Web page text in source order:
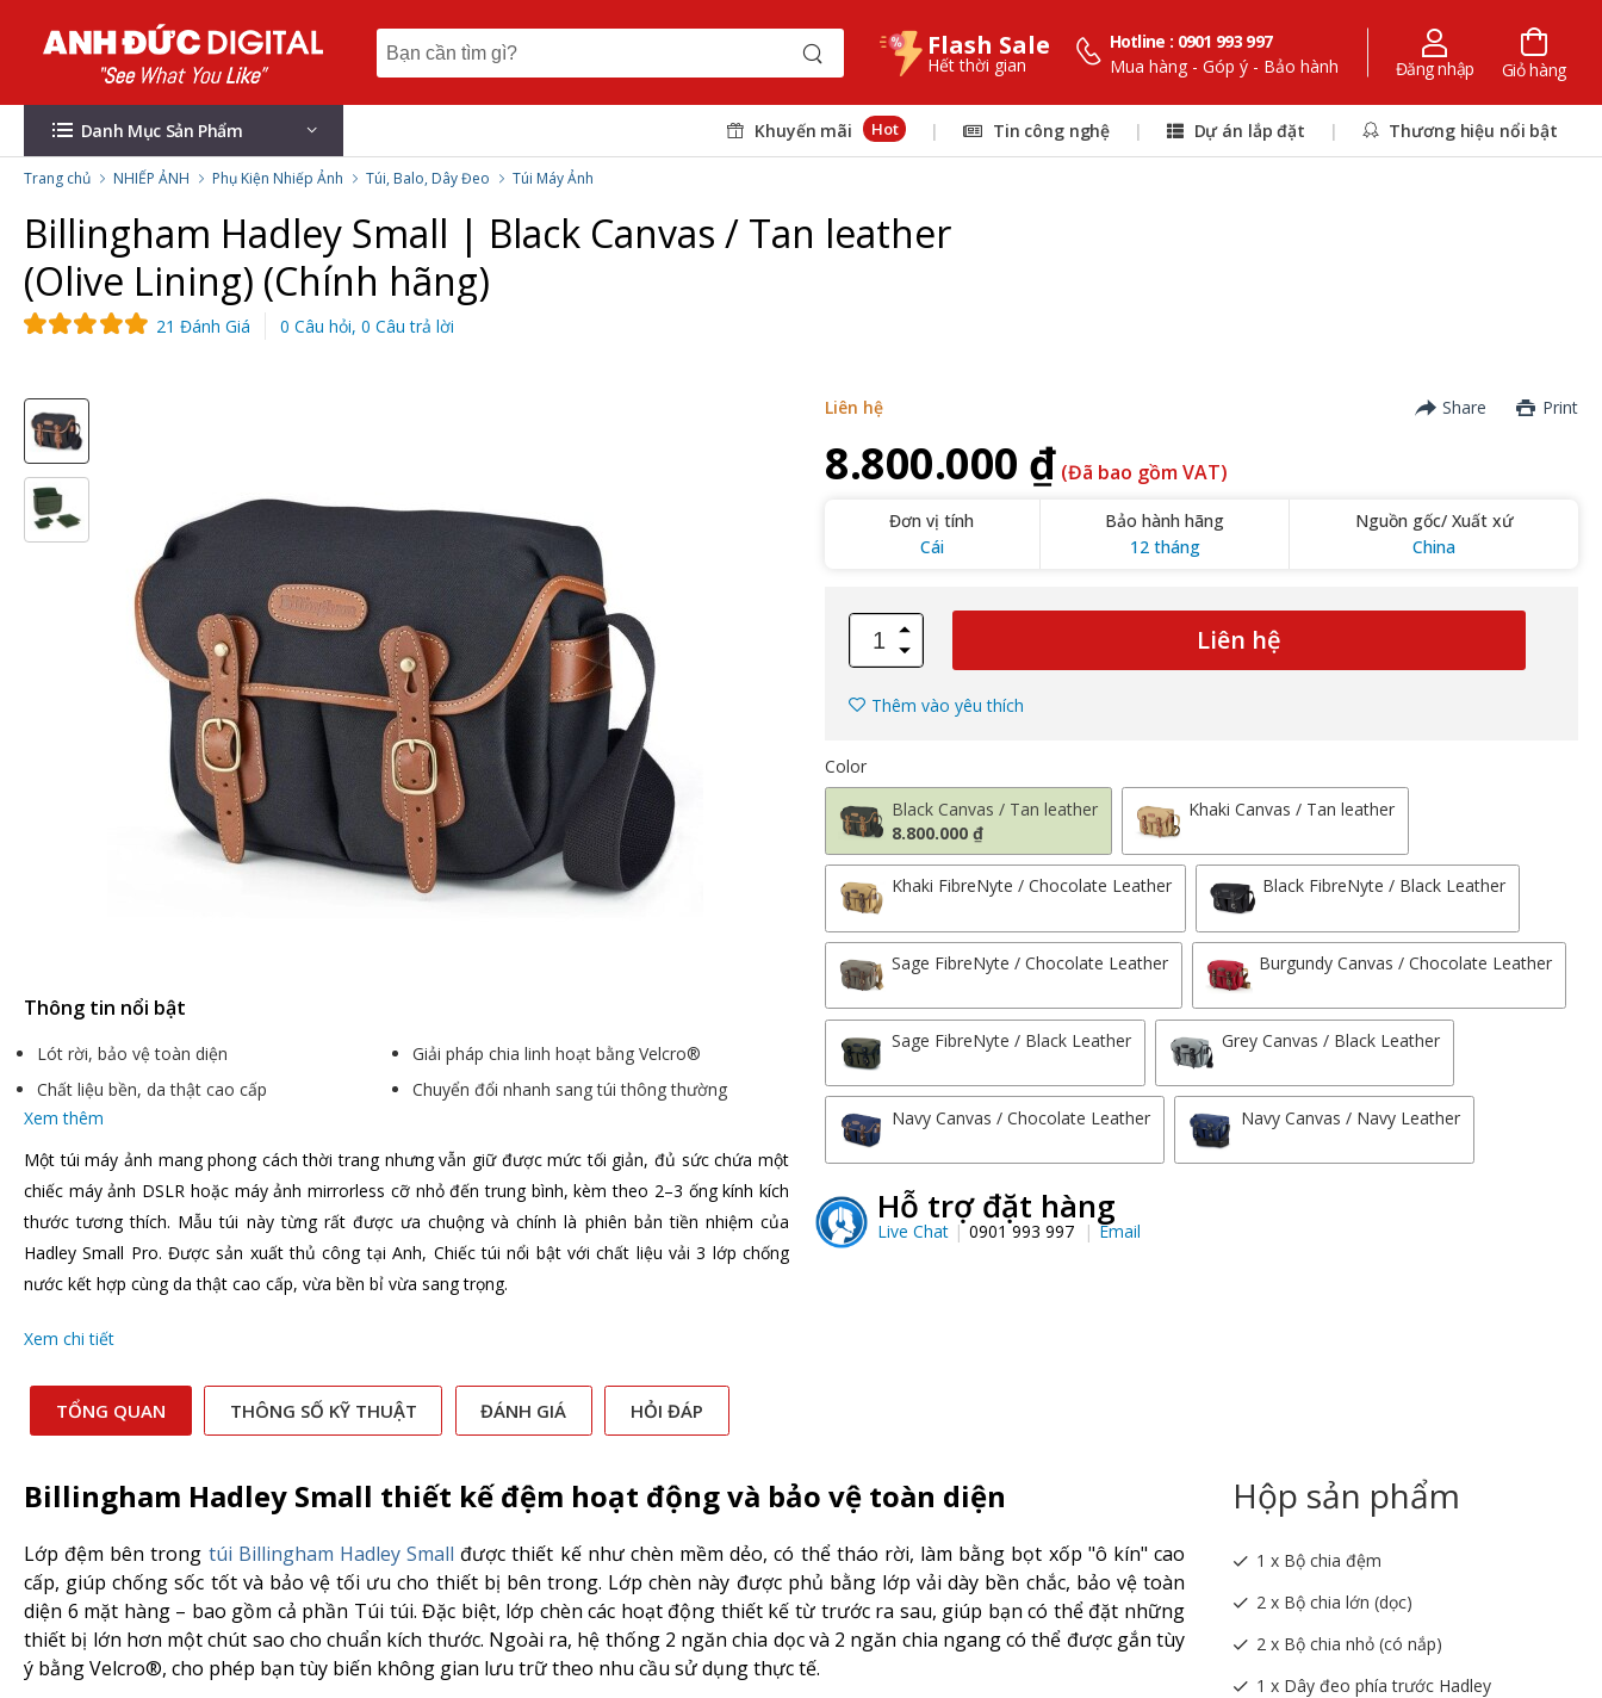
Flash Sale
Hết thời gian
Hotline : 0901 993 997
Mua hàng - Góp ý - Bảo hành
Đăng nhập Giỏ hàng
Danh Mục Sản Phẩm Khuyến mãi Hot | Tin công nghệ | Dự án lắp đặt | Thương hiệu nổi bật
Trang chủ NHIẾP ẢNH Phụ Kiện Nhiếp Ảnh Túi, Balo, Dây Đeo Túi Máy Ảnh
Billingham Hadley Small | Black Canvas / Tan leather
(Olive Lining) (Chính hãng)
21 Đánh Giá 0 Câu hỏi, 0 Câu trả lời
Thông tin nổi bật
Lót rời, bảo vệ toàn diện
Giải pháp chia linh hoạt bằng Velcro®
Chất liệu bền, da thật cao cấp
Chuyển đổi nhanh sang túi thông thường
Xem thêm
Một túi máy ảnh mang phong cách thời trang nhưng vẫn giữ được mức tối giản, đủ sức chứa một
chiếc máy ảnh DSLR hoặc máy ảnh mirrorless cỡ nhỏ đến trung bình, kèm theo 2–3 ống kính kích
thước tương thích. Mẫu túi này từng rất được ưa chuộng và chính là phiên bản tiền nhiệm của
Hadley Small Pro. Được sản xuất thủ công tại Anh, Chiếc túi nổi bật với chất liệu vải 3 lớp chống
nước kết hợp cùng da thật cao cấp, vừa bền bỉ vừa sang trọng.
Xem chi tiết
Liên hệ Share Print
8.800.000 ₫ (Đã bao gồm VAT)
Đơn vị tính
Cái
Bảo hành hãng
12 tháng
Nguồn gốc/ Xuất xứ
China
Liên hệ
Thêm vào yêu thích
Color
Black Canvas / Tan leather
8.800.000 ₫
Khaki Canvas / Tan leather
Khaki FibreNyte / Chocolate Leather Black FibreNyte / Black Leather
Sage FibreNyte / Chocolate Leather Burgundy Canvas / Chocolate Leather
Sage FibreNyte / Black Leather Grey Canvas / Black Leather
Navy Canvas / Chocolate Leather Navy Canvas / Navy Leather
Hỗ trợ đặt hàng
Live Chat 0901 993 997 Email
TỔNG QUAN THÔNG SỐ KỸ THUẬT ĐÁNH GIÁ HỎI ĐÁP
Billingham Hadley Small thiết kế đệm hoạt động và bảo vệ toàn diện
Lớp đệm bên trong túi Billingham Hadley Small được thiết kế như chèn mềm dẻo, có thể tháo rời, làm bằng bọt xốp "ô kín" cao
cấp, giúp chống sốc tốt và bảo vệ tối ưu cho thiết bị bên trong. Lớp chèn này được phủ bằng lớp vải dày bền chắc, bảo vệ toàn
diện 6 mặt hàng – bao gồm cả phần Túi túi. Đặc biệt, lớp chèn các hoạt động thiết kế từ trước ra sau, giúp bạn có thể đặt những
thiết bị lớn hơn một chút sao cho chuẩn kích thước. Ngoài ra, hệ thống 2 ngăn chia dọc và 2 ngăn chia ngang có thể được gắn tùy
ý bằng Velcro®, cho phép bạn tùy biến không gian lưu trữ theo nhu cầu sử dụng thực tế.
Hộp sản phẩm
1 x Bộ chia đệm
2 x Bộ chia lớn (dọc)
2 x Bộ chia nhỏ (có nắp)
1 x Dây đeo phía trước Hadley